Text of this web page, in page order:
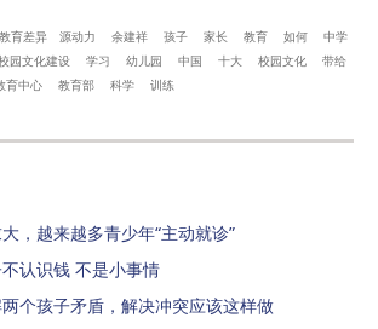
育差异 源动力 余建祥 孩子 家长 教育 如何
中学
园文化建设 学习 幼儿园 中国 十大 校园文化
带给
育中心 教育部 科学 训练
，越来越多青少年“主动就诊”
认识钱 不是小事情
个孩子矛盾，解决冲突应该这样做